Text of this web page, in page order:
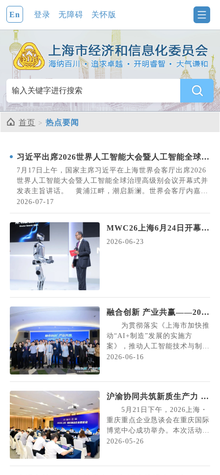
En 登录 无障碍 关怀版
首页 热点要闻
习近平出席2026世界人工智能大会暨人工智能全球治
理高级别会议开幕式并发表主旨讲话
7月17日上午，国家主席习近平在上海世界会客厅出席2026
世界人工智能大会暨人工智能全球治理高级别会议开幕式并
发表主旨讲话。 黄浦江畔，潮启新澜。世界会客厅内嘉宾
云集。 习近平同与会的国家元首、政府首脑、国际组织负
责人及各国代表团团长集体合影。 在热烈的掌声中，习近
平发表题为《携手构建公正合理的全球...
2026-07-17
MWC26上海6月24日开幕，
邀你共赴“科技嘉年华”！
2026-06-23
融合创新 产业共赢——2026
沪新智能化赋能制造业交流
会在沪成功举办
为贯彻落实《上海市加快推
动“AI+制造”发展的实施方
案》，推动人工智能技术与制造
业深度融合，加快赋能新型工业
事办公室支持的2026沪新智能
化赋能制造业交流会在沪成功举
办。上海市经济和信息化委员会
副主任蒲亚鹏，新加坡企业...
2026-06-16
沪渝协同共筑新质生产力 链
动东西产业新机遇——2026
上海・重庆重点企业恳谈会
成功举办
5月21日下午，2026上海・
重庆重点企业恳谈会在重庆国际
博览中心成功举办。本次活动由
上海市经济和信息化委员会（市
2026-05-26